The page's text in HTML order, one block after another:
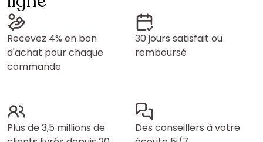
Recevez 4% en bon
d'achat pour chaque
commande
30 jours satisfait ou
remboursé
Plus de 3,5 millions de
Des conseillers à votre